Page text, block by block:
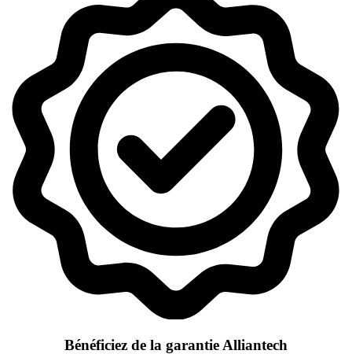
Bénéficiez de la garantie Alliantech